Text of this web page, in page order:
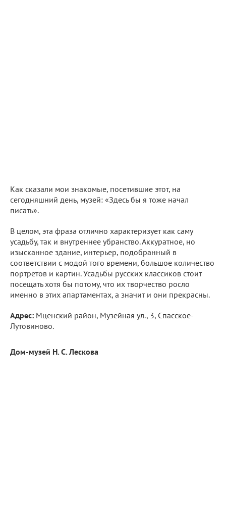
Как сказали мои знакомые, посетившие этот, на
сегодняшний день, музей: «Здесь бы я тоже начал
писать».
В целом, эта фраза отлично характеризует как саму
усадьбу, так и внутреннее убранство. Аккуратное, но
изысканное здание, интерьер, подобранный в
соответствии с модой того времени, большое количество
портретов и картин. Усадьбы русских классиков стоит
посещать хотя бы потому, что их творчество росло
именно в этих апартаментах, а значит и они прекрасны.
Адрес: Мценский район, Музейная ул., 3, Спасское-
Лутовиново.
Дом-музей Н. С. Лескова